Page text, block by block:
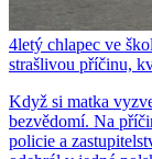
4letý chlapec ve
strašlivou příčinu,
Když si matka
bezvědomí. Na
policie a